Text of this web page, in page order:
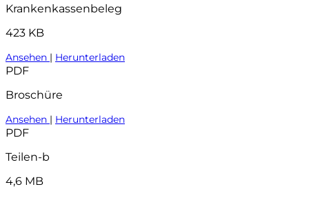
Krankenkassenbeleg
423 KB
Ansehen | Herunterladen
PDF
Broschüre
Ansehen | Herunterladen
PDF
Teilen-b
4,6 MB